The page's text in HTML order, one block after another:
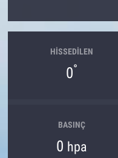
HISSEDILEN
0°
BASINÇ
0 hpa